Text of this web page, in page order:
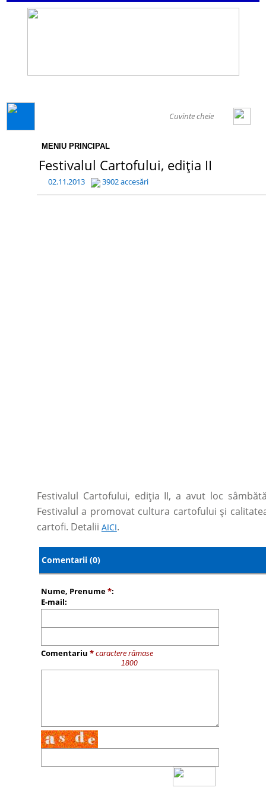
MENIU PRINCIPAL
Festivalul Cartofului, ediția II
02.11.2013 3902 accesări
Festivalul Cartofului, ediția II, a avut loc
Festivalul a promovat cultura cartofului și
cartofi. Detalii AICI.
Comentarii (0)
Nume, Prenume*:
E-mail:
Comentariu *caractere rămase